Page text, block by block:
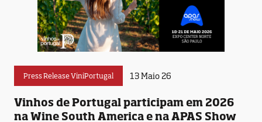
Press Release ViniPortugal 13 Maio 26
Vinhos de Portugal participam em 2026
na Wine South America e na APAS Show